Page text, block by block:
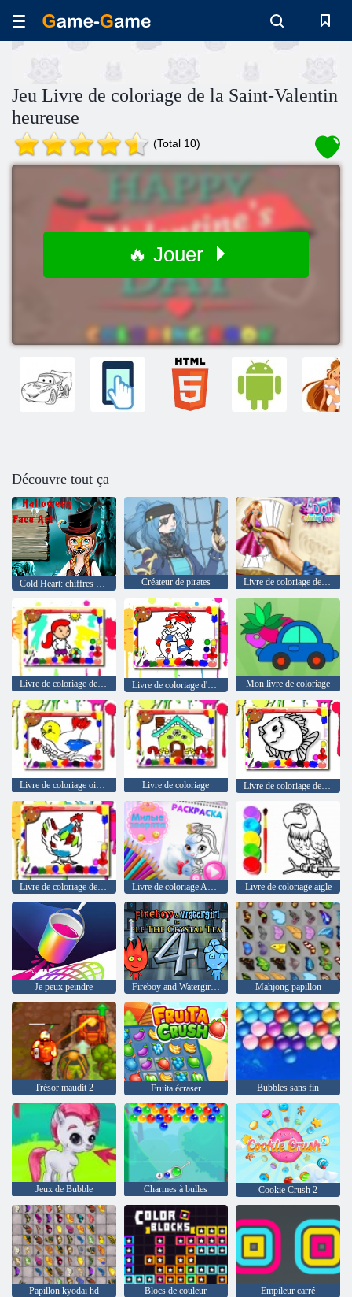
Jeu Livre de coloriage de la Saint-Valentin
heureuse
(Total 10)
🔥 Jouer
Découvre tout ça
Cold Heart: chiffres concernant le visage d'Anna pour Halloween Créateur de pirates Livre de coloriage de poupée
Livre de coloriage de football Livre de coloriage d'hiver Mon livre de coloriage
Livre de coloriage oiseaux Livre de coloriage Livre de coloriage de poisson
Livre de coloriage de poulet Livre de coloriage Animaux mignons Livre de coloriage aigle
Je peux peindre Fireboy and Watergirl 4: The Crystal Temple Mahjong papillon
Trésor maudit 2 Fruita écraser Bubbles sans fin
Jeux de Bubble Charmes à bulles Cookie Crush 2
Papillon kyodai hd Blocs de couleur Empileur carré